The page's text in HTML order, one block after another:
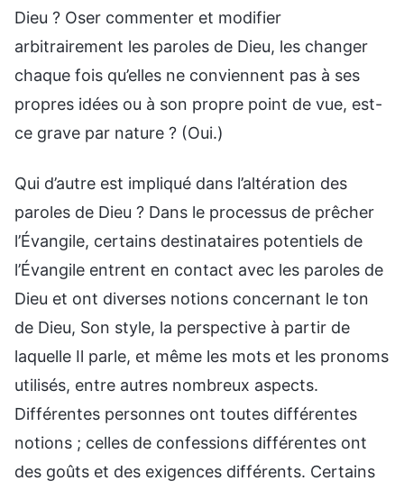
Dieu ? Oser commenter et modifier
arbitrairement les paroles de Dieu, les changer
chaque fois qu’elles ne conviennent pas à ses
propres idées ou à son propre point de vue, est-
ce grave par nature ? (Oui.)
Qui d’autre est impliqué dans l’altération des
paroles de Dieu ? Dans le processus de prêcher
l’Évangile, certains destinataires potentiels de
l’Évangile entrent en contact avec les paroles de
Dieu et ont diverses notions concernant le ton
de Dieu, Son style, la perspective à partir de
laquelle Il parle, et même les mots et les pronoms
utilisés, entre autres nombreux aspects.
Différentes personnes ont toutes différentes
notions ; celles de confessions différentes ont
des goûts et des exigences différents. Certains